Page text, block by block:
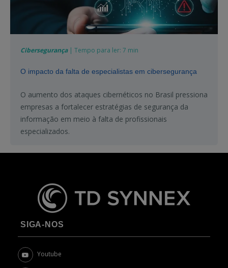
Cibersegurança| Tempo para ler: 7 min
O impacto da falta de especialistas em cibersegurança
O aumento dos ataques cibernéticos no Brasil pressiona
empresas a fortalecer estratégias de segurança da
informação em meio à falta de profissionais
especializados.
SIGA-NOS
Youtube